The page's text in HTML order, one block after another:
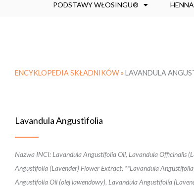
PODSTAWY WŁOSINGU®
ENCYKLOPEDIA SKŁADNIKÓW » LAVANDULA
Lavandula Angustifolia
Nazwa INCI: Lavandula Angustifolia Oil, Lavandula Officinalis
Angustifolia (Lavender) Flower Extract, **Lavandula
Angustifolia Oil (olej lawendowy), Lavandula Angustifolia